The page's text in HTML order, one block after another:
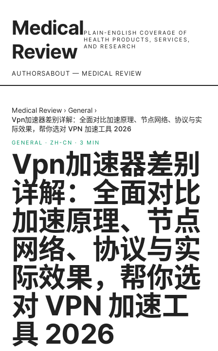
Medical
Review
PLAIN-ENGLISH COVERAGE OF
HEALTH PRODUCTS, SERVICES,
AND RESEARCH
AUTHORSABOUT — MEDICAL REVIEW
Medical Review › General ›
Vpn加速器差别详解：全面对比加速原理、节点网络、协议与实
际效果，帮你选对 VPN 加速工具 2026
GENERAL · ZH-CN · 3 MIN
Vpn加速器差别
详解：全面对比
加速原理、节点
网络、协议与实
际效果，帮你选
对 VPN 加速工
具 2026